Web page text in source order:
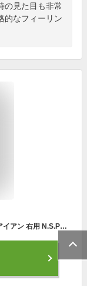
の見た目も非常
的なフィーリン
メーカーカスタムクラブ ヤマハ RMX DD-1 単品アイアン 右用 N.S.PRO MODUS3 TOUR 120 スチールシャフト YAMAHA リミックス ディーディーワン 2026年モデル 軟鉄鍛造